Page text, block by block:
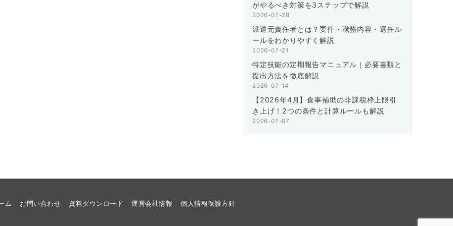
がやるべき対策を3ステップで解説
2026-07-28
派遣元責任者とは？要件・職務内容・選任ル
ールをわかりやすく解説
2026-07-21
特定技能の定期報告マニュアル｜必要書類と
提出方法を徹底解説
2026-07-14
【2026年4月】食事補助の非課税枠上限引
き上げ！2つの条件と計算ルールも解説
2026-07-07
ム お問い合わせ 資料ダウンロード 運営会社情報 個人情報保護方針